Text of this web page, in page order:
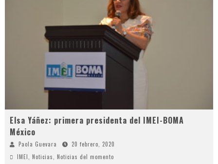
Elsa Yáñez: primera presidenta del IMEI-BOMA
México
Paola Guevara
20 febrero, 2020
IMEI
Noticias Noticias del momento